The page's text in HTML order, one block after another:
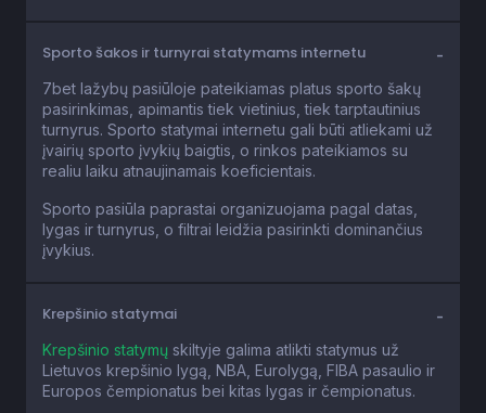
Sporto šakos ir turnyrai statymams internetu
7bet lažybų pasiūloje pateikiamas platus sporto šakų
pasirinkimas, apimantis tiek vietinius, tiek tarptautinius
turnyrus. Sporto statymai internetu gali būti atliekami už
įvairių sporto įvykių baigtis, o rinkos pateikiamos su
realiu laiku atnaujinamais koeficientais.
Sporto pasiūla paprastai organizuojama pagal datas,
lygas ir turnyrus, o filtrai leidžia pasirinkti dominančius
įvykius.
Krepšinio statymai
Krepšinio statymų skiltyje galima atlikti statymus už
Lietuvos krepšinio lygą, NBA, Eurolygą, FIBA pasaulio ir
Europos čempionatus bei kitas lygas ir čempionatus.